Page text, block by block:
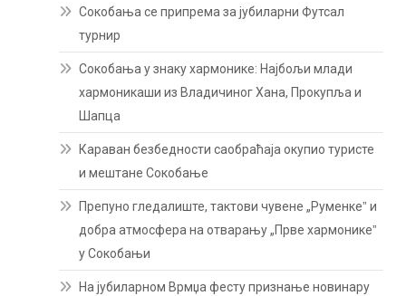
Сокобања се припрема за јубиларни Футсал
турнир
Сокобања у знаку хармонике: Најбољи млади
хармоникаши из Владичиног Хана, Прокупља и
Шапца
Караван безбедности саобраћаја окупио туристе
и мештане Сокобање
Препуно гледалиште, тактови чувене „Руменкеˮ и
добра атмосфера на отварању „Прве хармоникеˮ
у Сокобањи
На јубиларном Врмџа фесту признање новинару